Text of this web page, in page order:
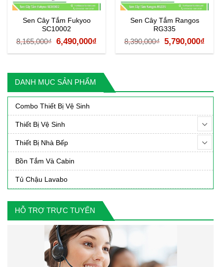
DANH MỤC SẢN PHẨM
Combo Thiết Bị Vệ Sinh
Thiết Bị Vệ Sinh
Thiết Bị Nhà Bếp
Bồn Tắm Và Cabin
Tủ Chậu Lavabo
HỖ TRỢ TRỰC TUYẾN
Sen Cây Tắm Fukyoo
SC10002
8,165,000₫ Giá
gốc
8,165,000₫.
6,490,000₫
hiện
6,490,000₫.
Sen Cây Tắm Rangos
RG335
8,390,000₫ Giá
gốc
5,790,000₫
hiện